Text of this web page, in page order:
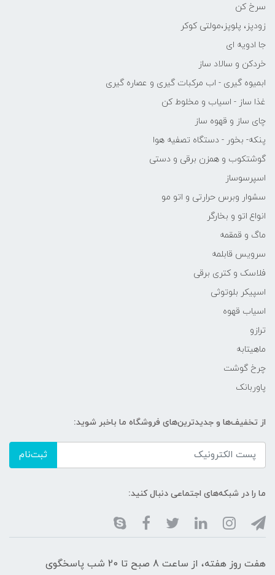
سرخ کن
زودپز، پلوپز،مولتی کوکر
جا ادویه ای
خردکن و سالاد ساز
ابمیوه گیری - اب مرکبات گیری و عصاره گیری
غذا ساز - اسیاب و مخلوط کن
چای ساز و قهوه ساز
پنکه- بخور - دستگاه تصفیه هوا
گوشتکوب و همزن برقی و دستی
اسپرسوساز
سشوار وبرس حرارتی و اتو مو
انواع اتو و بخارگر
ماگ و قمقمه
سرویس قابلمه
فلاسک و کتری برقی
اسپیکر بلوتوثی
اسیاب قهوه
ترازو
ماهیتابه
چرخ گوشت
پاوربانک
از تخفیف‌ها و جدیدترین‌های فروشگاه ما باخبر شوید:
ثبت‌نام
ما را در شبکه‌های اجتماعی دنبال کنید:
هفت روز هفته، از ساعت 8 صبح تا 20 شب پاسخگوی